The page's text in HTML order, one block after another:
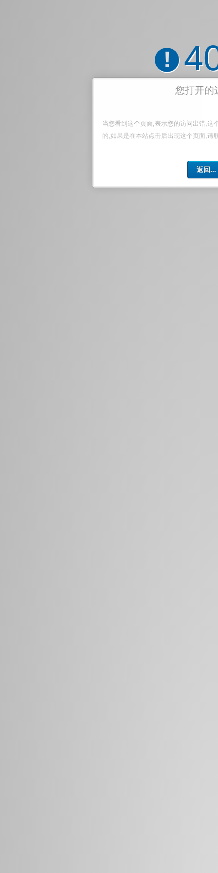
!
您打开的
当您看到这个页面,表示您的访问出错,这
的,如果是在本站点击后出现这个页面,请
返回...